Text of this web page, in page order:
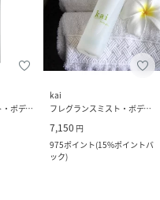
フレグランスミスト・ボディミスト
kai
フレグランスミスト・ボディミスト
7,150 円
975ポイント(15%ポイントバ
ック)